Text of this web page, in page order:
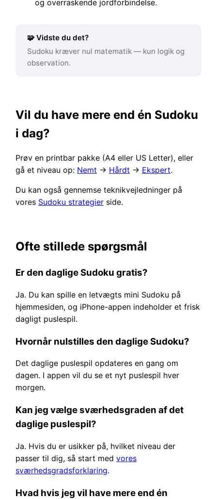
og overraskende jordforbindelse.
🧩 Vidste du det?
Sudoku kræver nul matematik — kun logik og
observation.
Vil du have mere end én Sudoku
i dag?
Prøv en printbar pakke (A4 eller US Letter), eller
gå et niveau op: Nemt → Hårdt → Ekspert.
Du kan også gennemse teknikvejledninger på
vores Sudoku strategier side.
Ofte stillede spørgsmål
Er den daglige Sudoku gratis?
Ja. Du kan spille en letvægts mini Sudoku på
hjemmesiden, og iPhone-appen indeholder et frisk
dagligt puslespil.
Hvornår nulstilles den daglige Sudoku?
Det daglige puslespil opdateres en gang om
dagen. I appen vil du se et nyt puslespil hver
morgen.
Kan jeg vælge sværhedsgraden af det
daglige puslespil?
Ja. Hvis du er usikker på, hvilket niveau der
passer til dig, så start med vores
sværhedsgradsforklaring.
Hvad hvis jeg vil have mere end én